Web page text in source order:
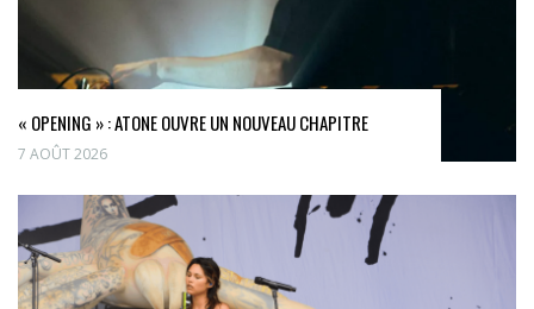
« OPENING » : ATONE OUVRE UN NOUVEAU CHAPITRE
7 AOÛT 2026